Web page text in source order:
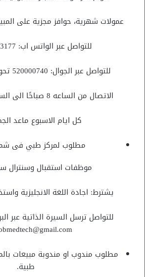
عمولات شهرية، حوافز مجزية على
للتواصل عبر الواتس اب: 0531093177
للتواصل عبر الجوال: 520000740 تحويلة(210-200)
الاتصال من الساعه 8 صباحًا الى الساعه 10 مساًء.
كل ايام الاسبوع ماعد
مطلوب لمركز طبي فى
موظفات استقبال وسنترال
يشترط: اجادة اللغة الانجليزية
للتواصل ترسل السيرة الذاتية عبر
مطلوب مندوب او مندوبة مبيعات
طبية.